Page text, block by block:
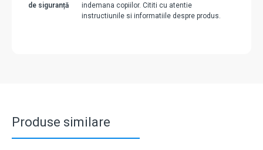
de siguranță
indemana copiilor. Cititi cu atentie
instructiunile si informatiile despre produs.
Produse similare